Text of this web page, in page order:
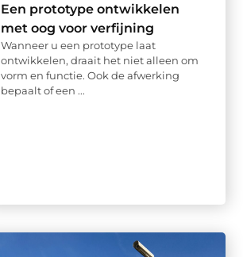
Een prototype ontwikkelen
met oog voor verfijning
Wanneer u een prototype laat
ontwikkelen, draait het niet alleen om
vorm en functie. Ook de afwerking
bepaalt of een ...